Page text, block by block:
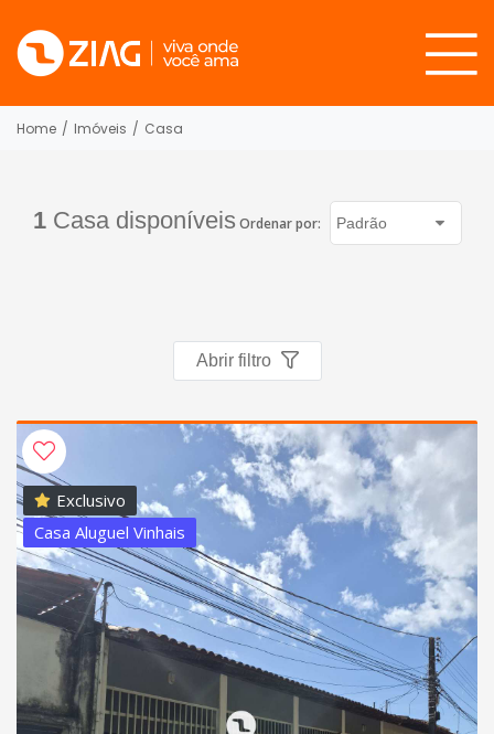
Home / Imóveis / Casa
1Casa disponíveis Ordenar por:
Abrir filtro
Exclusivo
Casa Aluguel Vinhais